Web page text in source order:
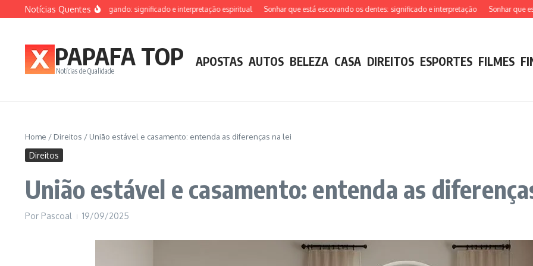
Ir para o conteúdo
Notícias Quentes
Sonhar que está afogando: significado e interpretação espiritual Sonhar que está escovando os dentes: significado e interpretação Sonhar que está
PAPAFA TOP
Notícias de Qualidade
APOSTAS AUTOS BELEZA CASA DIREITOS ESPORTES FILMES
Home / Direitos / União estável e casamento: entenda as diferenças na lei
Direitos
União estável e casamento: entenda as
Por Pascoal 19/09/2025